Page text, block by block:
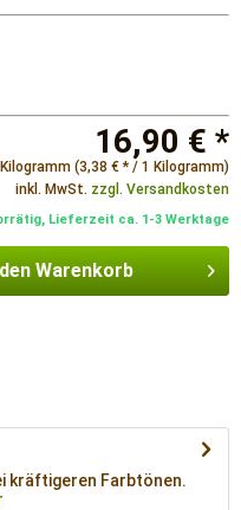
16,90 € *
(3,38 € * / 1 Kilogramm)
inkl. MwSt. zzgl. Versandkosten
Lieferzeit ca. 1-3 Werktage
Warenkorb
kräftigeren Farbtönen.